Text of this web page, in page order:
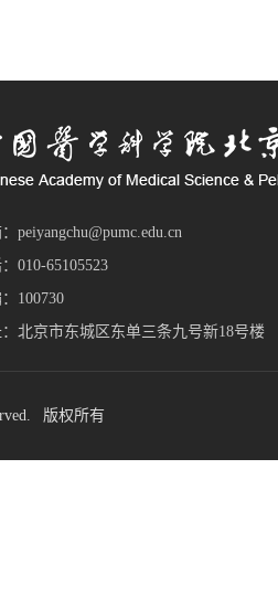
peiyangchu@pumc.edu.cn
010-65105523
100730
北京市东城区东单三条九号新18号楼
版权所有